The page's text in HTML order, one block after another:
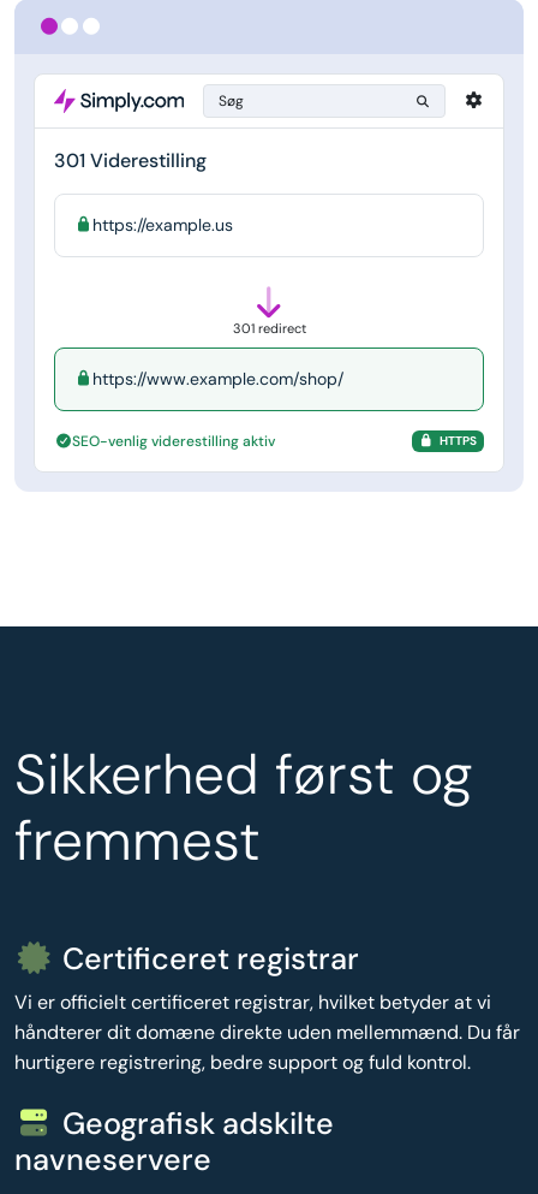
Søg
301 Viderestilling
https://example.us
301 redirect
https://www.example.com/shop/
SEO-venlig viderestilling aktiv HTTPS
Sikkerhed først og
fremmest
Certificeret registrar
Vi er officielt certificeret registrar, hvilket betyder at vi
håndterer dit domæne direkte uden mellemmænd. Du får
hurtigere registrering, bedre support og fuld kontrol.
Geografisk adskilte
navneservere